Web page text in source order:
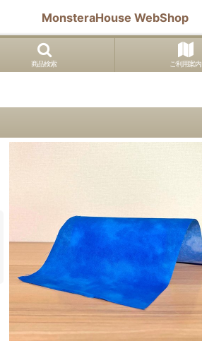
MonsteraHouse WebShop
商品検索 ご利用案内